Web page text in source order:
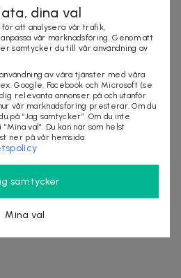
dina val
för att analysera vår trafik,
vår marknadsföring. Genom att
samtycker du till vår användning av
av våra tjänster med våra
Google, Facebook och Microsoft (se
relevanta annonser på och utanför
vår marknadsföring presterar. Om du
på “Jag samtycker”. Om du inte
val”. Du kan när som helst
ner på vår hemsida.
samtycker
Mina val